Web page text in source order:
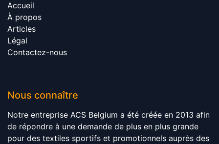
Accueil​
À propos​
Articles​
Légal​
Contactez-nous
Nous connaître
Notre entreprise ACS Belgium a été créée en 2013 afin
de répondre à une demande de plus en plus grande
pour des textiles sportifs et promotionnels auprès des